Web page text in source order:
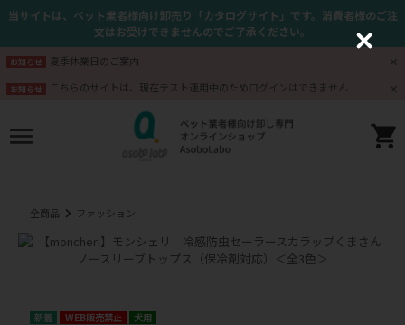
当サイトは、ペット業者様向け卸売り「カタログサイト」です。消費者様のご注
文はお受けできませんのでご了承ください。
お知らせ 夏季休業日のご案内
お知らせ こちらのサイトは、現在テスト運用中のためログインはできません
全商品 ファッション
WEB販売禁止 犬用
C